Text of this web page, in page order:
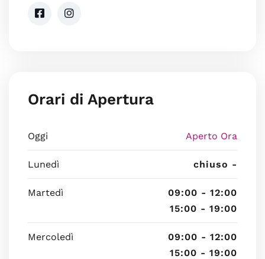
Orari di Apertura
Oggi Aperto Ora
Lunedì chiuso -
Martedì
09:00 - 12:00
15:00 - 19:00
Mercoledì
09:00 - 12:00
15:00 - 19:00